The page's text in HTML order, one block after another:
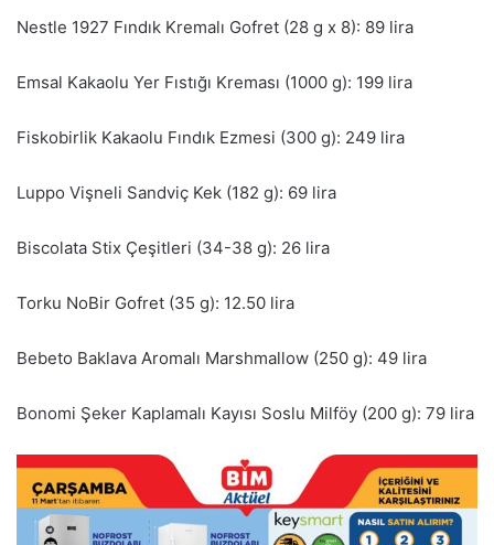
Nestle 1927 Fındık Kremalı Gofret (28 g x 8): 89 lira
Emsal Kakaolu Yer Fıstığı Kreması (1000 g): 199 lira
Fiskobirlik Kakaolu Fındık Ezmesi (300 g): 249 lira
Luppo Vişneli Sandviç Kek (182 g): 69 lira
Biscolata Stix Çeşitleri (34-38 g): 26 lira
Torku NoBir Gofret (35 g): 12.50 lira
Bebeto Baklava Aromalı Marshmallow (250 g): 49 lira
Bonomi Şeker Kaplamalı Kayısı Soslu Milföy (200 g): 79 lira